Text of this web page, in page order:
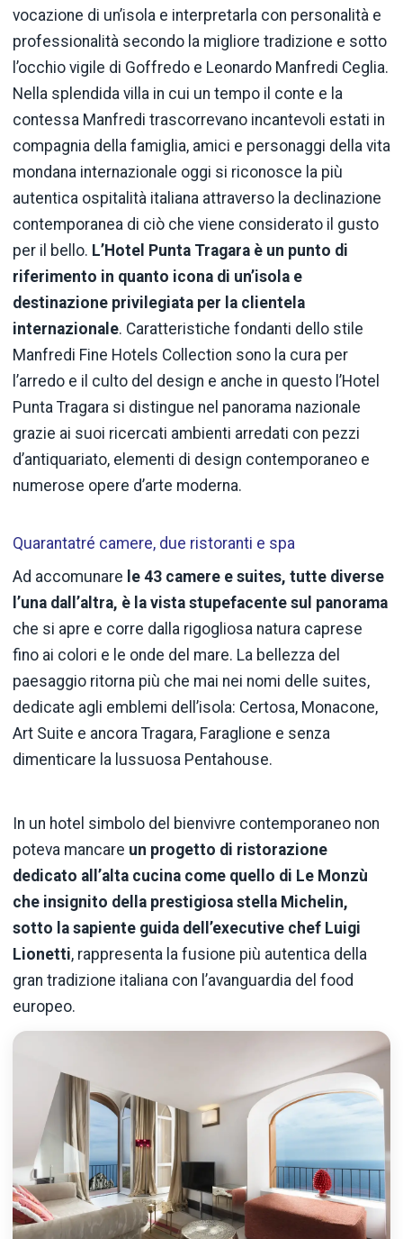
vocazione di un’isola e interpretarla con personalità e
professionalità secondo la migliore tradizione e sotto
l’occhio vigile di Goffredo e Leonardo Manfredi Ceglia.
Nella splendida villa in cui un tempo il conte e la
contessa Manfredi trascorrevano incantevoli estati in
compagnia della famiglia, amici e personaggi della vita
mondana internazionale oggi si riconosce la più
autentica ospitalità italiana attraverso la declinazione
contemporanea di ciò che viene considerato il gusto
per il bello. L’Hotel Punta Tragara è un punto di
riferimento in quanto icona di un’isola e
destinazione privilegiata per la clientela
internazionale. Caratteristiche fondanti dello stile
Manfredi Fine Hotels Collection sono la cura per
l’arredo e il culto del design e anche in questo l’Hotel
Punta Tragara si distingue nel panorama nazionale
grazie ai suoi ricercati ambienti arredati con pezzi
d’antiquariato, elementi di design contemporaneo e
numerose opere d’arte moderna.
Quarantatré camere, due ristoranti e spa
Ad accomunare le 43 camere e suites, tutte diverse
l’una dall’altra, è la vista stupefacente sul panorama
che si apre e corre dalla rigogliosa natura caprese
fino ai colori e le onde del mare. La bellezza del
paesaggio ritorna più che mai nei nomi delle suites,
dedicate agli emblemi dell’isola: Certosa, Monacone,
Art Suite e ancora Tragara, Faraglione e senza
dimenticare la lussuosa Pentahouse.
In un hotel simbolo del bienvivre contemporaneo non
poteva mancare un progetto di ristorazione
dedicato all’alta cucina come quello di Le Monzù
che insignito della prestigiosa stella Michelin,
sotto la sapiente guida dell’executive chef Luigi
Lionetti, rappresenta la fusione più autentica della
gran tradizione italiana con l’avanguardia del food
europeo.